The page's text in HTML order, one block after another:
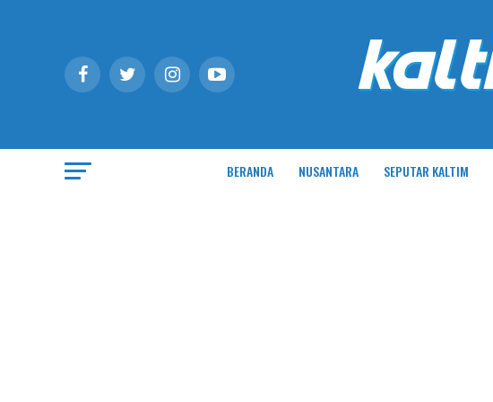
BERANDA NUSANTARA SEPUTAR KALTIM